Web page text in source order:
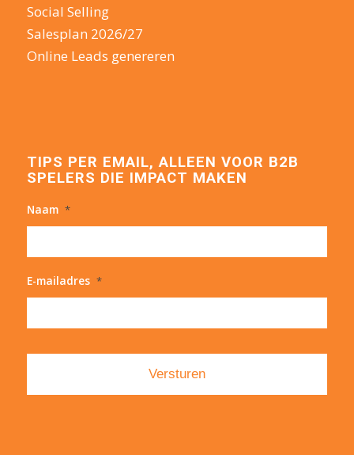
Social Selling
Salesplan 2026/27
Online Leads genereren
TIPS PER EMAIL, ALLEEN VOOR B2B
SPELERS DIE IMPACT MAKEN
Naam *
E-mailadres *